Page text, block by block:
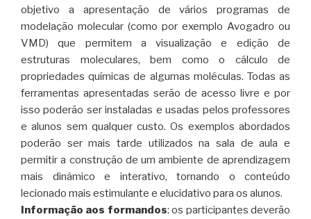
objetivo a apresentação de vários programas de
modelação molecular (como por exemplo Avogadro ou
VMD) que permitem a visualização e edição de
estruturas moleculares, bem como o cálculo de
propriedades químicas de algumas moléculas. Todas as
ferramentas apresentadas serão de acesso livre e por
isso poderão ser instaladas e usadas pelos professores
e alunos sem qualquer custo. Os exemplos abordados
poderão ser mais tarde utilizados na sala de aula e
permitir a construção de um ambiente de aprendizagem
mais dinâmico e interativo, tornando o conteúdo
lecionado mais estimulante e elucidativo para os alunos.
Informação aos formandos: os participantes deverão